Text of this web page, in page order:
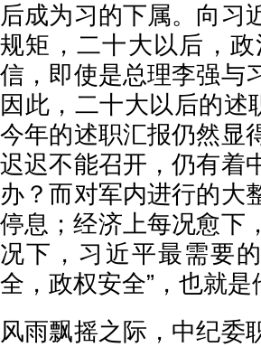
后成为习的下属。向习
规矩，二十大以后，
信，即使是总理李强与
因此，二十大以后的述
今年的述职汇报仍然显
迟迟不能召开，仍有着
办？而对军内进行的大
停息；经济上每况愈下
况下，习近平最需要
全，政权安全”，也就
风雨飘摇之际，中纪委